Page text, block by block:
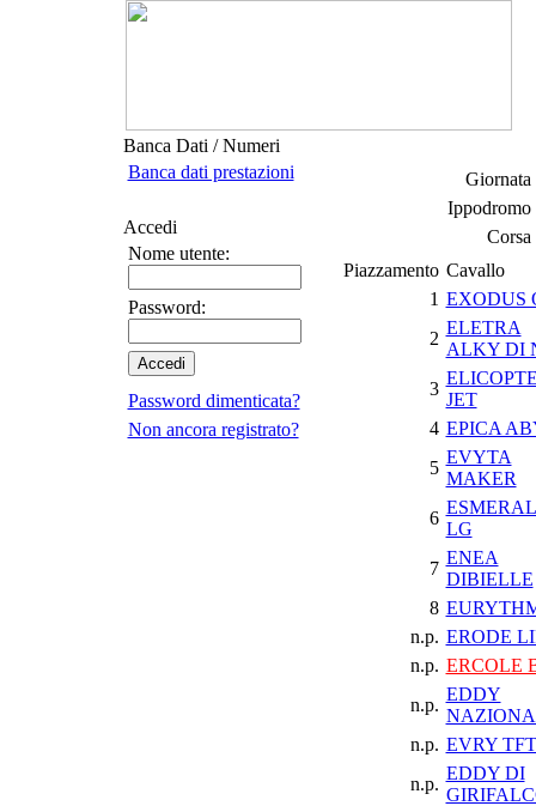
Banca Dati / Numeri
Banca dati prestazioni
Accedi
Nome utente:
Password:
Password dimenticata?
Non ancora registrato?
Giornata
Ippodromo
Corsa
Piazzamento Cavallo
1 EXODUS
2
ELETRA
ALKY DI
3
JET
4 EPICA
5
EVYTA
MAKER
6
LG
7
ENEA
DIBIELLE
8
n.p. ERODE
n.p. ERCOLE
n.p.
EDDY
n.p. EVRY TFT
n.p.
EDDY DI